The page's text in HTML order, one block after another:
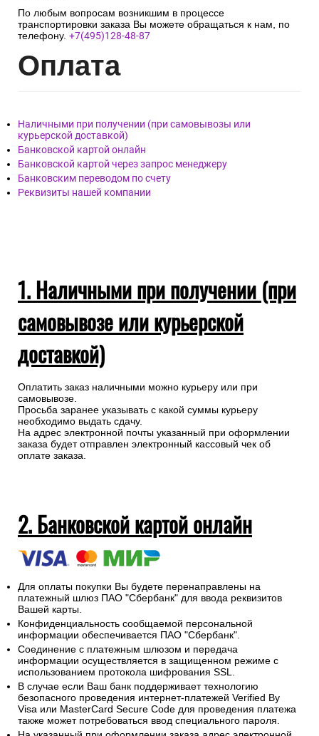
По любым вопросам возникшим в процессе
транспортировки заказа Вы можете обращаться к нам, по
телефону. +7(495)128-48-87
Оплата
Наличными при получении (при самовывозы или
курьерской доставкой)
Банковской картой онлайн
Банковской картой через запрос менеджеру
Банковским переводом по счету
Реквизиты нашей компании
1. Наличными при получении (при
самовывозе или курьерской
доставкой)
Оплатить заказ наличными можно курьеру или при
самовывозе.
Просьба заранее указывать с какой суммы курьеру
необходимо выдать сдачу.
На адрес электронной почты указанный при оформлении
заказа будет отправлен электронный кассовый чек об
оплате заказа.
2. Банковской картой онлайн
Для оплаты покупки Вы будете перенаправлены на
платежный шлюз ПАО "Сбербанк" для ввода реквизитов
Вашей карты.
Конфиденциальность сообщаемой персональной
информации обеспечивается ПАО "Сбербанк".
Соединение с платежным шлюзом и передача
информации осуществляется в защищенном режиме с
использованием протокола шифрования SSL.
В случае если Ваш банк поддерживает технологию
безопасного проведения интернет-платежей Verified By
Visa или MasterCard Secure Code для проведения платежа
также может потребоваться ввод специального пароля.